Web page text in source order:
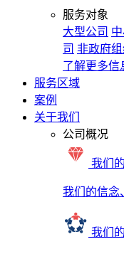
服务对象
大型公司
司 非政府组
了解更多信
服务区域
案例
关于我们
公司概况
我们
我们的信念
我们